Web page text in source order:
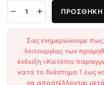
ΠΡΟΣΘΉΚΗ
Σας ενημερώνουμε
λειτουργίας των
ένδειξη «Κατόπιν
κατά το διάστημα 1 έως
να αποστέλλονται